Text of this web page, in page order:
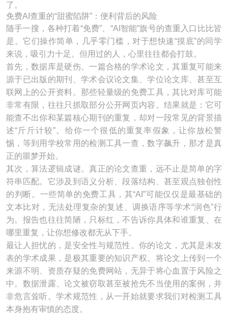
了。
免费AI查重的“甜蜜陷阱”：便利背后的风险
随手一搜，各种打着“免费”、“AI智能”旗号的查重入口比比皆
是。它们操作简单，几乎零门槛，对于想快速“摸底”的同学
来说，吸引力十足。但用过的人，心里往往都会打鼓。
首先，数据库是硬伤。一篇合格的学术论文，其重复可能来
源于已出版的期刊、学术会议论文集、学位论文库、甚至互
联网上的公开资料。那些轻量级的免费工具，其比对库可能
非常有限，往往只抓取部分公开网页内容。结果就是：它可
能查不出你和某篇核心期刊的重复，却对一段常见的背景描
述“斤斤计较”。给你一个很低的重复率假象，让你放松警
惕，等到用学校常用的检测工具一查，数字飙升，那才是真
正的噩梦开始。
其次，算法逻辑成谜。真正的论文查重，远不止是简单的字
符串匹配。它涉及到语义分析、段落结构、甚至观点独创性
的判断。一些简单的免费工具，其“AI”可能仅仅是最基础的
文本比对，无法处理复杂的复述、调换语序等学术“润色”行
为。报告也往往简陋，只标红，不告诉你具体和谁重复、在
哪里重复，让你想修改都无从下手。
最让人担忧的，是安全性与规范性。你的论文，尤其是未发
表的学术成果，是极其重要的知识产权。将论文上传到一个
来源不明、资质存疑的免费网站，无异于将心血置于风险之
中。数据泄露、论文被窃取甚至被抢先不当使用的案例，并
非危言耸听。学术规范性，从一开始就要求我们对检测工具
本身抱有审慎的态度。